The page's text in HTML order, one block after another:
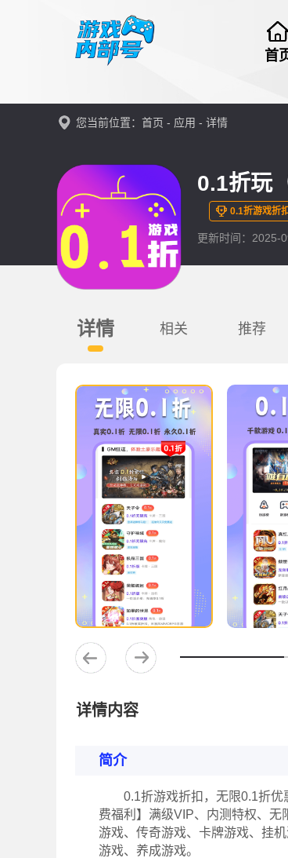
首
您当前位置： 首页 - 应用 - 详情
0.1折玩
0.1折游戏折
更新时间：2025-
详情 相关 推荐
详情内容
简介
0.1折游戏折扣，无限0.1折
费福利】满级VIP、内测特权、
游戏、传奇游戏、卡牌游戏、挂
游戏、养成游戏。